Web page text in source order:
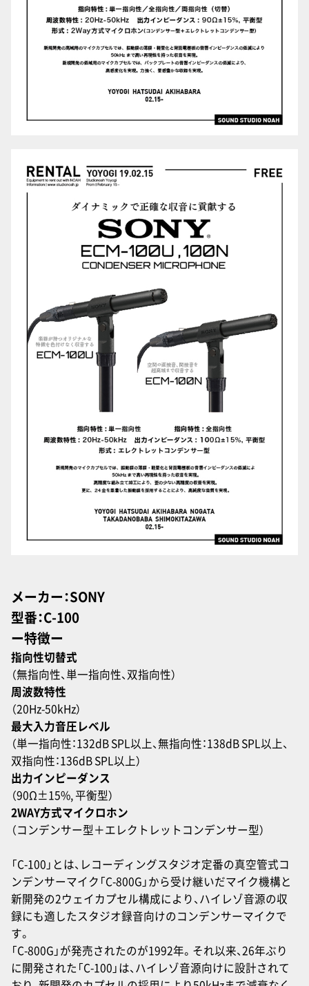
メーカー：SONY
型番：C-100
ー特徴ー
指向性切替式
（無指向性、単一指向性、双指向性）
周波数特性
（20Hz-50kHz）
最大入力音圧レベル
（単一指向性：132dB SPL以上、無指向性：138dB SPL以上、
双指向性：136dB SPL以上）
出力インピーダンス
（90Ω±15%, 平衡型）
2WAY方式マイクロホン
（コンデンサー型＋エレクトレットコンデンサー型）
「C-100」とは、レコーディングスタジオ定番の真空管式コ
ンデンサーマイク「C-800G」から受け継いだマイク機構と
新開発の2ウェイカプセル構成により、ハイレゾ音源の収
録にも適したスタジオ録音向けのコンデンサーマイクで
す。
「C-800G」が発売されたのが1992年。それ以来、26年ぶり
に開発された「C-100」は、ハイレゾ音源向けに設計されて